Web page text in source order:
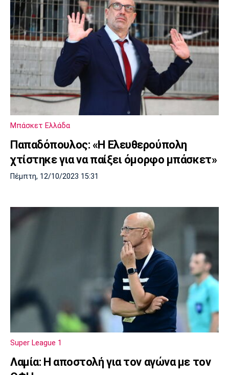
Μπάσκετ Ελλάδα
Παπαδόπουλος: «Η Ελευθερούπολη
χτίστηκε για να παίξει όμορφο μπάσκετ»
Πέμπτη, 12/10/2023 15:31
Super League 1
Λαμία: Η αποστολή για τον αγώνα με τον